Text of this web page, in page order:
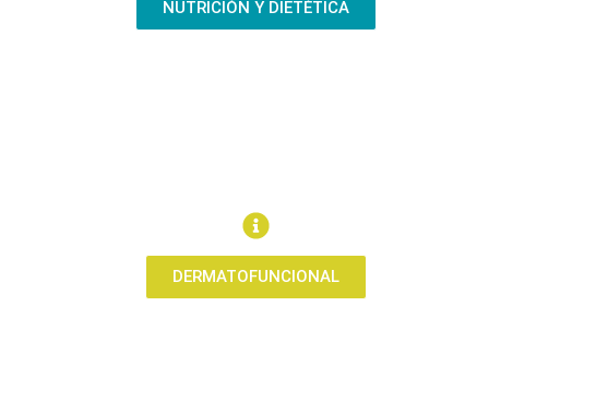
NUTRICIÓN Y DIETÉTICA
DERMATOFUNCIONAL